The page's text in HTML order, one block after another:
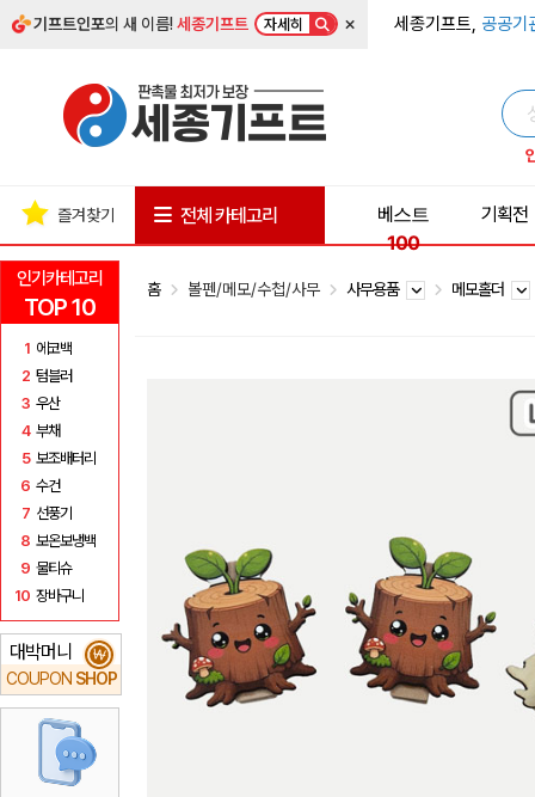
기프트인포의 새 이름!세종기프트 자세히 × 세종기프트, 공공기
인기카테고리
TOP 10
1 에코백
2 텀블러
3 우산
4 부채
5 보조배터리
6 수건
7 선풍기
8 보온보냉백
9 물티슈
10 장바구니
대박머니
COUPON SHOP
₩
즐겨찾기 전체 카테고리
베스트
100
기획전
홈 볼펜/메모/수첩/사무 사무용품 메모홀더